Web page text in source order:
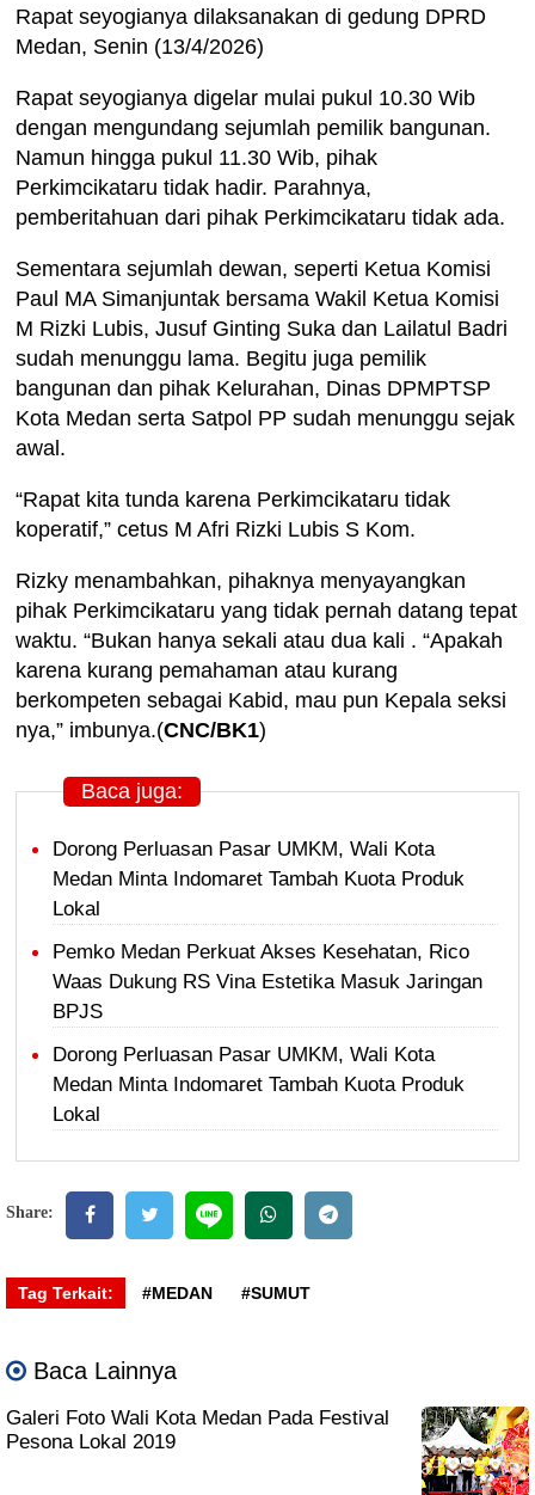
Rapat seyogianya dilaksanakan di gedung DPRD
Medan, Senin (13/4/2026)
Rapat seyogianya digelar mulai pukul 10.30 Wib
dengan mengundang sejumlah pemilik bangunan.
Namun hingga pukul 11.30 Wib, pihak
Perkimcikataru tidak hadir. Parahnya,
pemberitahuan dari pihak Perkimcikataru tidak ada.
Sementara sejumlah dewan, seperti Ketua Komisi
Paul MA Simanjuntak bersama Wakil Ketua Komisi
M Rizki Lubis, Jusuf Ginting Suka dan Lailatul Badri
sudah menunggu lama. Begitu juga pemilik
bangunan dan pihak Kelurahan, Dinas DPMPTSP
Kota Medan serta Satpol PP sudah menunggu sejak
awal.
“Rapat kita tunda karena Perkimcikataru tidak
koperatif,” cetus M Afri Rizki Lubis S Kom.
Rizky menambahkan, pihaknya menyayangkan
pihak Perkimcikataru yang tidak pernah datang tepat
waktu. “Bukan hanya sekali atau dua kali . “Apakah
karena kurang pemahaman atau kurang
berkompeten sebagai Kabid, mau pun Kepala seksi
nya,” imbunya.(CNC/BK1)
Baca juga:
Dorong Perluasan Pasar UMKM, Wali Kota
Medan Minta Indomaret Tambah Kuota Produk
Lokal
Pemko Medan Perkuat Akses Kesehatan, Rico
Waas Dukung RS Vina Estetika Masuk Jaringan
BPJS
Dorong Perluasan Pasar UMKM, Wali Kota
Medan Minta Indomaret Tambah Kuota Produk
Lokal
Share:
Tag Terkait: #MEDAN #SUMUT
Baca Lainnya
Galeri Foto Wali Kota Medan Pada Festival
Pesona Lokal 2019